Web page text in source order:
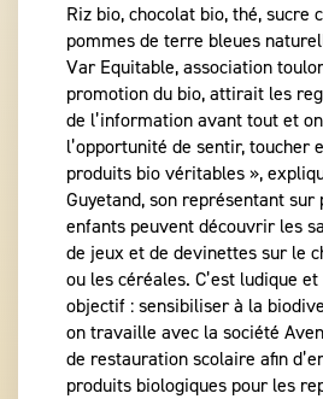
Riz bio, chocolat bio, thé, sucre
pommes de terre bleues
Var Equitable, association
promotion du bio, attirait les
de l’information avant tout et
l’opportunité de sentir, toucher
produits bio véritables »,
Guyetand, son représentant sur
enfants peuvent découvrir les
de jeux et de devinettes sur le
ou les céréales. C’est ludique
objectif : sensibiliser à la
on travaille avec la société
de restauration scolaire afin
produits biologiques pour les